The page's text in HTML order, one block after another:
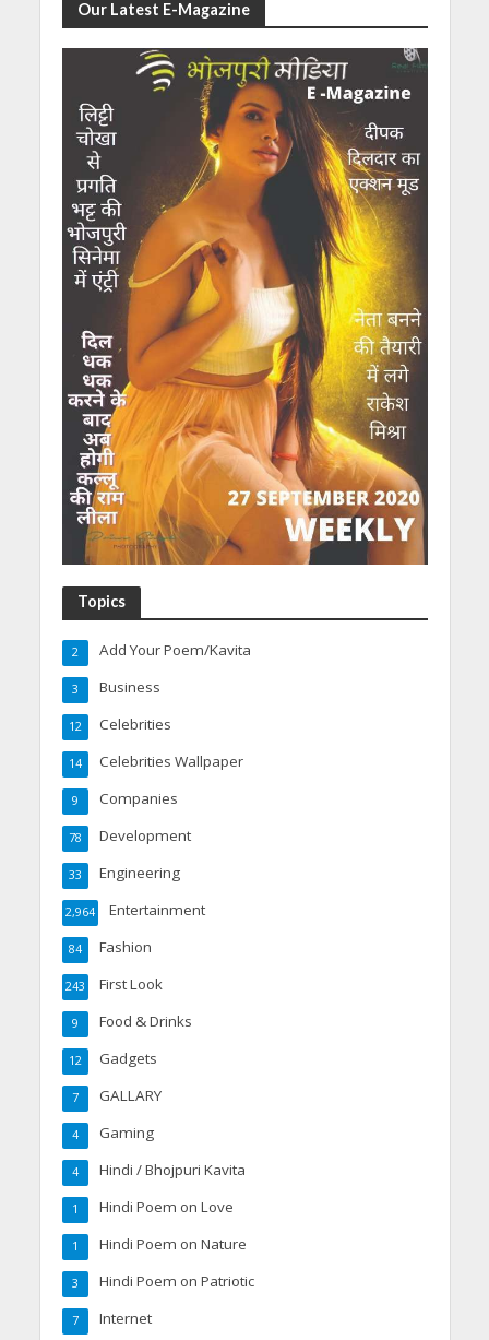
Our Latest E-Magazine
Topics
Add Your Poem/Kavita
2
Business
3
Celebrities
12
Celebrities Wallpaper
14
Companies
9
Development
78
Engineering
33
Entertainment
2,964
Fashion
84
First Look
243
Food & Drinks
9
Gadgets
12
GALLARY
7
Gaming
4
Hindi / Bhojpuri Kavita
4
Hindi Poem on Love
1
Hindi Poem on Nature
1
Hindi Poem on Patriotic
3
Internet
7